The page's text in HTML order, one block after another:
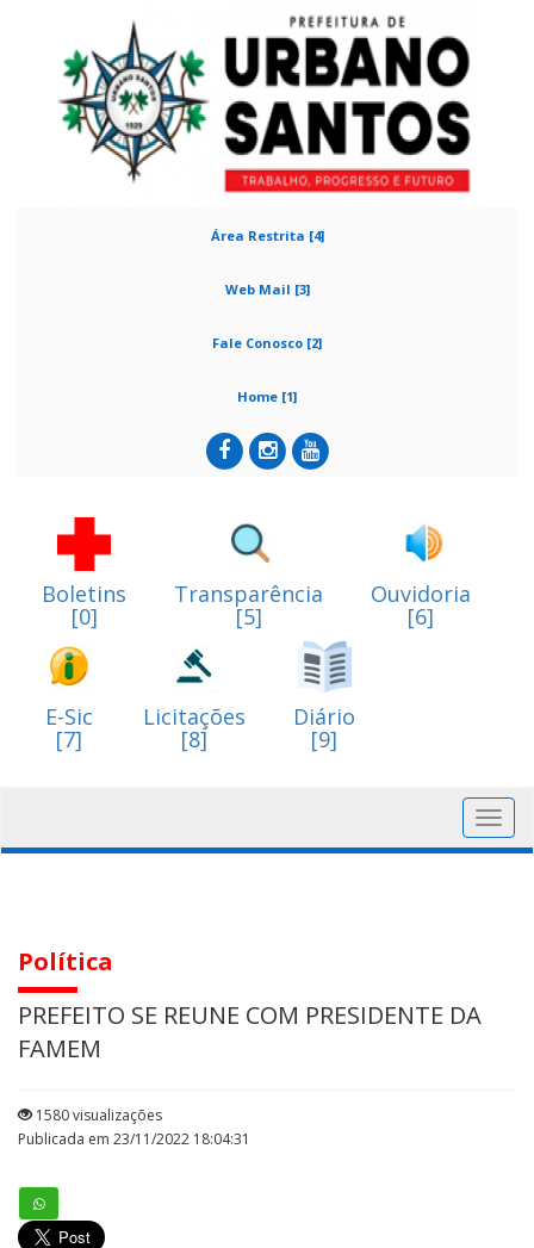
Área Restrita [4]
Web Mail [3]
Fale Conosco [2]
Home [1]
Boletins
[0]
Transparência
[5]
Ouvidoria
[6]
E-Sic
[7]
Licitações
[8]
Diário
[9]
Política
PREFEITO SE REUNE COM PRESIDENTE DA
FAMEM
1580 visualizações
Publicada em 23/11/2022 18:04:31